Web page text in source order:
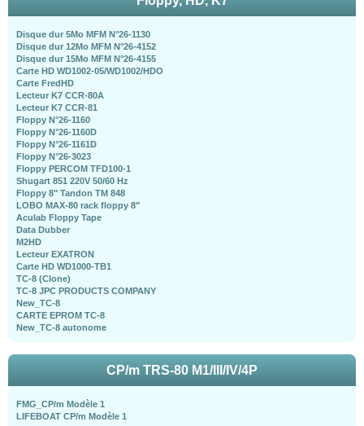
Disque dur 5Mo MFM N°26-1130
Disque dur 12Mo MFM N°26-4152
Disque dur 15Mo MFM N°26-4155
Carte HD WD1002-05/WD1002/HDO
Carte FredHD
Lecteur K7 CCR-80A
Lecteur K7 CCR-81
Floppy N°26-1160
Floppy N°26-1160D
Floppy N°26-1161D
Floppy N°26-3023
Floppy PERCOM TFD100-1
Shugart 851 220V 50/60 Hz
Floppy 8" Tandon TM 848
LOBO MAX-80 rack floppy 8"
Aculab Floppy Tape
Data Dubber
M2HD
Lecteur EXATRON
Carte HD WD1000-TB1
TC-8 (Clone)
TC-8 JPC PRODUCTS COMPANY
New_TC-8
CARTE EPROM TC-8
New_TC-8 autonome
CP/m TRS-80 M1/III/IV/4P
FMG_CP/m Modèle 1
LIFEBOAT CP/m Modèle 1